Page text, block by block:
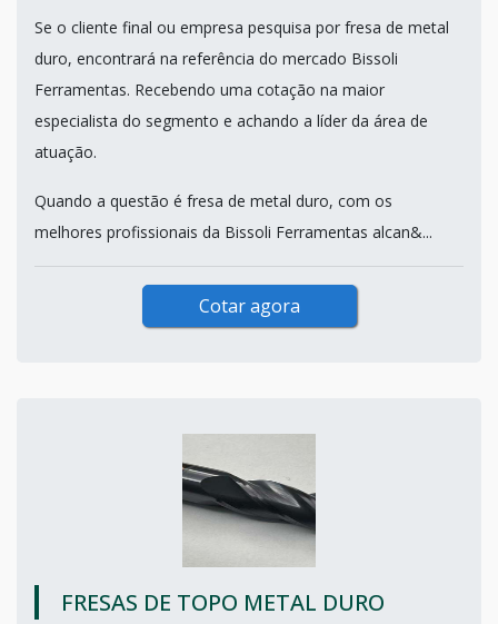
Se o cliente final ou empresa pesquisa por fresa de metal
duro, encontrará na referência do mercado Bissoli
Ferramentas. Recebendo uma cotação na maior
especialista do segmento e achando a líder da área de
atuação.
Quando a questão é fresa de metal duro, com os
melhores profissionais da Bissoli Ferramentas alcan&...
Cotar agora
FRESAS DE TOPO METAL DURO